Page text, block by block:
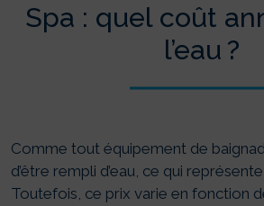
Spa : quel coût
l’eau ?
Comme tout équipement de
d’être rempli d’eau, ce qui
Toutefois, ce prix varie en fonction